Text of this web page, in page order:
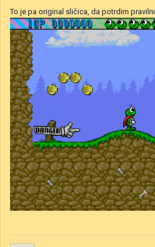
To je pa original sličica, da potrdim